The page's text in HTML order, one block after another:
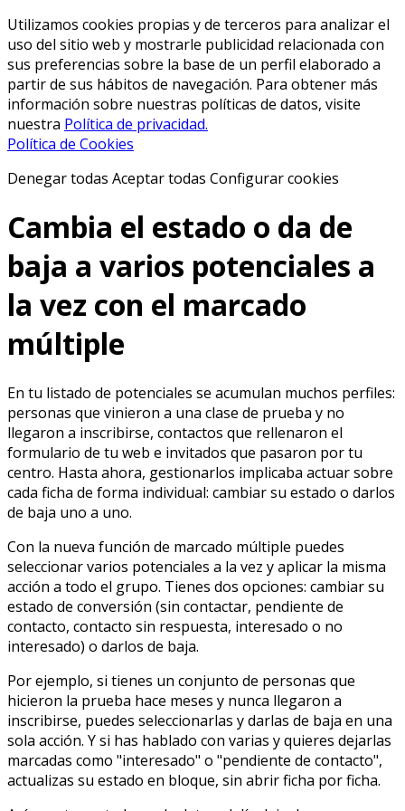
Utilizamos cookies propias y de terceros para analizar el
uso del sitio web y mostrarle publicidad relacionada con
sus preferencias sobre la base de un perfil elaborado a
partir de sus hábitos de navegación. Para obtener más
información sobre nuestras políticas de datos, visite
nuestra Política de privacidad.
Política de Cookies
Denegar todas Aceptar todas Configurar cookies
Cambia el estado o da de
baja a varios potenciales a
la vez con el marcado
múltiple
En tu listado de potenciales se acumulan muchos perfiles:
personas que vinieron a una clase de prueba y no
llegaron a inscribirse, contactos que rellenaron el
formulario de tu web e invitados que pasaron por tu
centro. Hasta ahora, gestionarlos implicaba actuar sobre
cada ficha de forma individual: cambiar su estado o darlos
de baja uno a uno.
Con la nueva función de marcado múltiple puedes
seleccionar varios potenciales a la vez y aplicar la misma
acción a todo el grupo. Tienes dos opciones: cambiar su
estado de conversión (sin contactar, pendiente de
contacto, contacto sin respuesta, interesado o no
interesado) o darlos de baja.
Por ejemplo, si tienes un conjunto de personas que
hicieron la prueba hace meses y nunca llegaron a
inscribirse, puedes seleccionarlas y darlas de baja en una
sola acción. Y si has hablado con varias y quieres dejarlas
marcadas como "interesado" o "pendiente de contacto",
actualizas su estado en bloque, sin abrir ficha por ficha.